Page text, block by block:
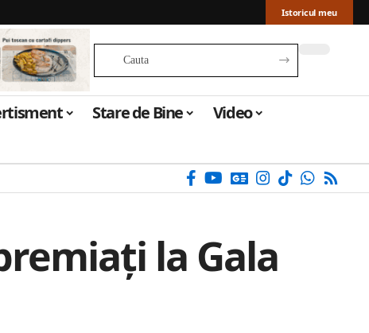
Istoricul meu
Stare de Bine
Video
la Gala